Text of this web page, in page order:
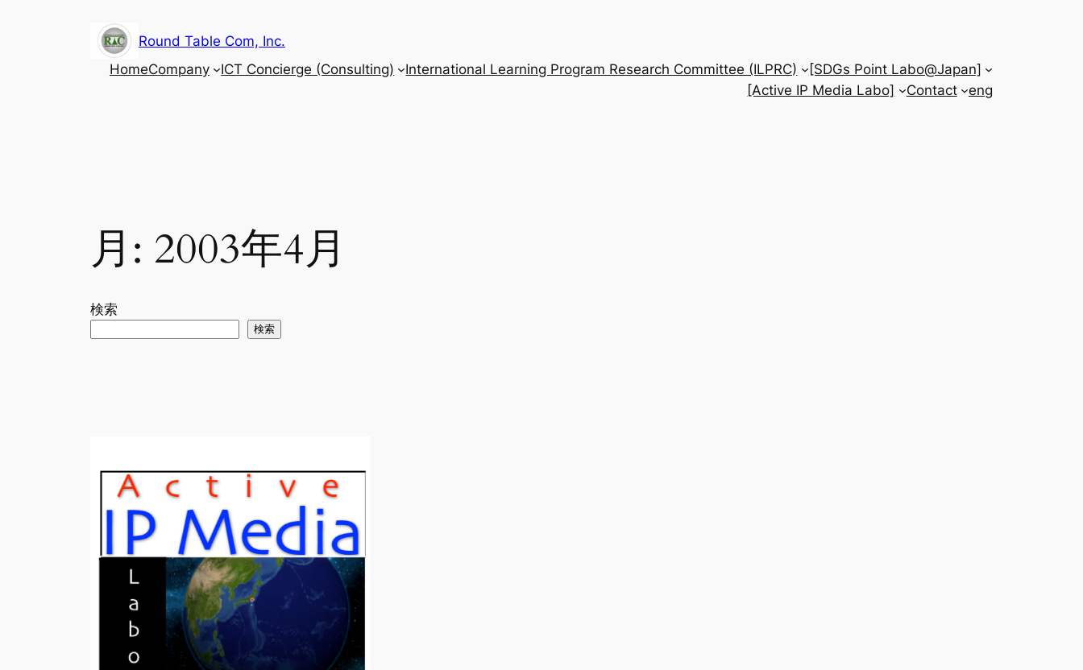
Round Table Com, Inc.
HomeCompany ICT Concierge (Consulting) International Learning Program Research Committee (ILPRC)
[SDGs Point Labo@Japan]
[Active IP Media Labo]
Contact eng
月: 2003年4月
検索
検索